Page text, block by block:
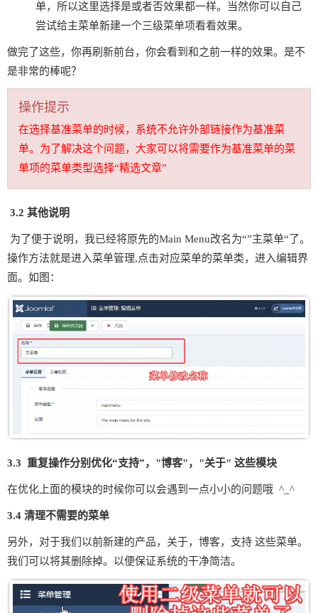
单，所以这里选择是或者否效果都一样。当然你可以自己
尝试给主菜单新建一个三级菜单项看看效果。
做完了这些，你再刷新前台，你会看到和之前一样的效果。是不
是非常的棒呢？
操作提示
在选择基准菜单的时候，系统不允许外部链接作为基准菜
单。为了解决这个问题，大家可以将需要作为基准菜单的菜
单项的菜单类型选择“精选文章”
3.2 其他说明
为了便于说明，我已经将原先的Main Menu改名为“”主菜单“了。
操作方法就是进入菜单管理,点击对应菜单的菜单类，进入编辑界
面。如图：
3.3 重复操作分别优化“支持”，"博客"，"关于" 这些模块
在优化上面的模块的时候你可以会遇到一点小小的问题哦 ^_^
3.4 清理不需要的菜单
另外，对于我们以前新建的产品，关于，博客，支持 这些菜单。
我们可以将其删除掉。以便保证系统的干净简洁。